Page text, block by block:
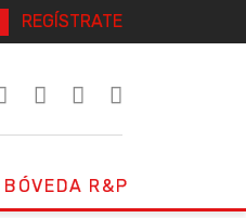
REGÍSTRATE
BÓVEDA R&P